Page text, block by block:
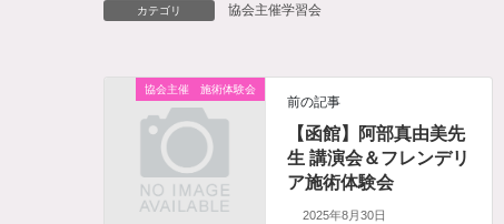
カテゴリ 協会主催学習会
協会主催 施術体験会
前の記事
【函館】阿部真由美先
生 講演会＆フレンデリ
ア施術体験会
2025年8月30日